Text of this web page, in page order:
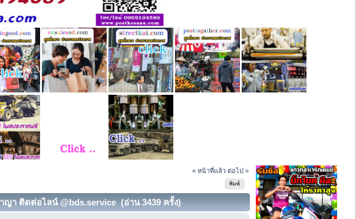
« หน้าที่แล้ว ต่อไป »
พิมพ์
า ติดต่อไลน์ @bds.service (อ่าน 3439 ครั้ง)